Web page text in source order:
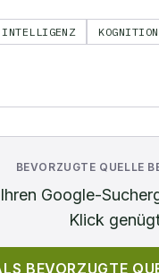
INTELLIGENZ KOGNITION
BEVORZUGTE QUELLE
Google-
Klick
BEVORZUGTE